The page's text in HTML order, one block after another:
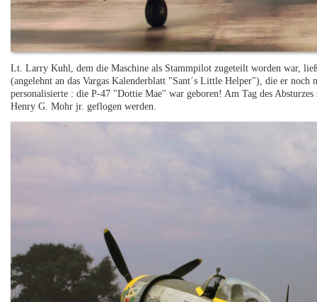
Lt. Larry Kuhl, dem die Maschine als Stammpilot zugeteilt worden war,
(angelehnt an das Vargas Kalenderblatt "Sant´s Little Helper"), die er
personalisierte : die P-47 "Dottie Mae" war geboren! Am Tag des
Henry G. Mohr jr. geflogen werden.